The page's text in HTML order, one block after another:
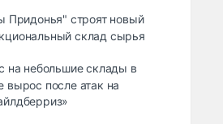
Придонья" строят новый
склад сырья
на небольшие склады в
вырос после атак на